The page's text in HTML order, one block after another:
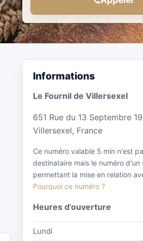
Informations
Le Fournil de Villersexel
651 Rue du 13 Septembre
Villersexel, France
Ce numéro valable 5 min n'est
destinataire mais le numéro d'un
permettant la mise en relation
Pourquoi ce numéro ?
Heures d'ouverture
Lundi